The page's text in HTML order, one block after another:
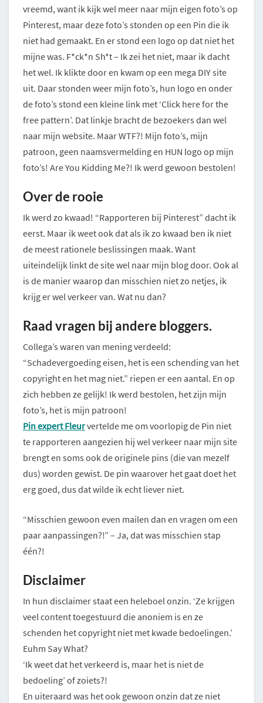
vreemd, want ik kijk wel meer naar mijn eigen foto’s op
Pinterest, maar deze foto’s stonden op een Pin die ik
niet had gemaakt. En er stond een logo op dat niet het
mijne was. F*ck*n Sh*t – Ik zei het niet, maar ik dacht
het wel. Ik klikte door en kwam op een mega DIY site
uit. Daar stonden weer mijn foto’s, hun logo en onder
de foto’s stond een kleine link met ‘Click here for the
free pattern’. Dat linkje bracht de bezoekers dan wel
naar mijn website. Maar WTF?! Mijn foto’s, mijn
patroon, geen naamsvermelding en HUN logo op mijn
foto’s! Are You Kidding Me?! Ik werd gewoon bestolen!
Over de rooie
Ik werd zo kwaad! “Rapporteren bij Pinterest” dacht ik
eerst. Maar ik weet ook dat als ik zo kwaad ben ik niet
de meest rationele beslissingen maak. Want
uiteindelijk linkt de site wel naar mijn blog door. Ook al
is de manier waarop dan misschien niet zo netjes, ik
krijg er wel verkeer van. Wat nu dan?
Raad vragen bij andere bloggers.
Collega’s waren van mening verdeeld:
“Schadevergoeding eisen, het is een schending van het
copyright en het mag niet.” riepen er een aantal. En op
zich hebben ze gelijk! Ik werd bestolen, het zijn mijn
foto’s, het is mijn patroon!
Pin expert Fleurvertelde me om voorlopig de Pin niet
te rapporteren aangezien hij wel verkeer naar mijn site
brengt en soms ook de originele pins (die van mezelf
dus) worden gewist. De pin waarover het gaat doet het
erg goed, dus dat wilde ik echt liever niet.
“Misschien gewoon even mailen dan en vragen om een
paar aanpassingen?!” – Ja, dat was misschien stap
één?!
Disclaimer
In hun disclaimer staat een heleboel onzin. ‘Ze krijgen
veel content toegestuurd die anoniem is en ze
schenden het copyright niet met kwade bedoelingen.’
Euhm Say What?
‘Ik weet dat het verkeerd is, maar het is niet de
bedoeling’ of zoiets?!
En uiteraard was het ook gewoon onzin dat ze niet